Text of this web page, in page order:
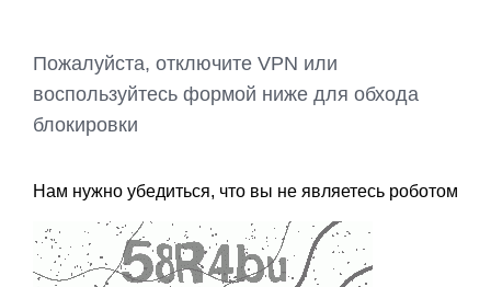
Пожалуйста, отключите VPN или
воспользуйтесь формой ниже для обхода
блокировки
Нам нужно убедиться, что вы не являетесь роботом